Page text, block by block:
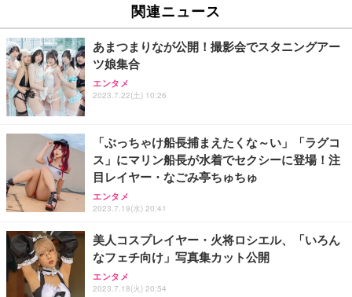
関連ニュース
あまつまりなが公開！撮影会でスタニングアー
ツ娘集合
エンタメ
2023.7.22(土) 10:26
「ぶっちゃけ船長捕まえたくな～い」「ラグコ
ス」にマリン船長が水着でセクシーに登場！注
目レイヤー・なごみ亭ちゅちゅ
エンタメ
2023.7.19(水) 20:41
美人コスプレイヤー・火将ロシエル、「いろん
なフェチ向け」写真集カット公開
エンタメ
2023.7.18(火) 20:54